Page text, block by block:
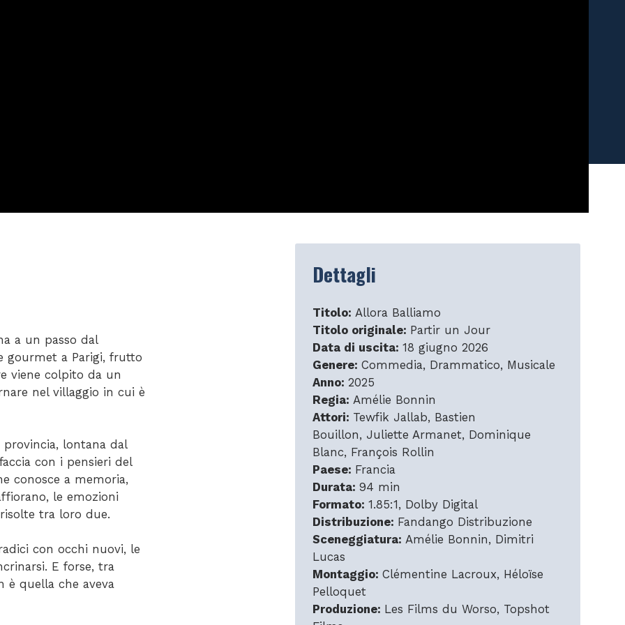
a un passo dal
gourmet a Parigi, frutto
viene colpito da un
nel villaggio in cui è
lontana dal
con i pensieri del
conosce a memoria,
le emozioni
tra loro due.
con occhi nuovi, le
E forse, tra
è quella che aveva
Dettagli
Titolo: Allora Balliamo
Titolo originale: Partir un Jour
Data di uscita: 18 giugno 2026
Genere: Commedia, Drammatico, Musicale
Anno: 2025
Regia: Amélie Bonnin
Attori: Tewfik Jallab, Bastien
Bouillon, Juliette Armanet, Dominique
Blanc, François Rollin
Paese: Francia
Durata: 94 min
Formato: 1.85:1, Dolby Digital
Distribuzione: Fandango Distribuzione
Sceneggiatura: Amélie Bonnin, Dimitri
Lucas
Montaggio: Clémentine Lacroux, Héloïse
Pelloquet
Produzione: Les Films du Worso, Topshot